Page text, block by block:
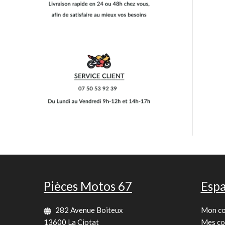
Pièces Motos 67
282 Avenue Boiteux
13600 La Ciotat
Mon
Mes